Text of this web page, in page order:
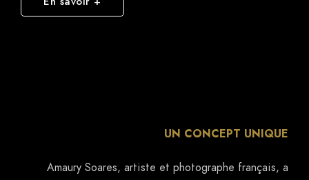
Amaury Soares, artiste et photographe français, a
photographie automobile : le "courbisme". Cette